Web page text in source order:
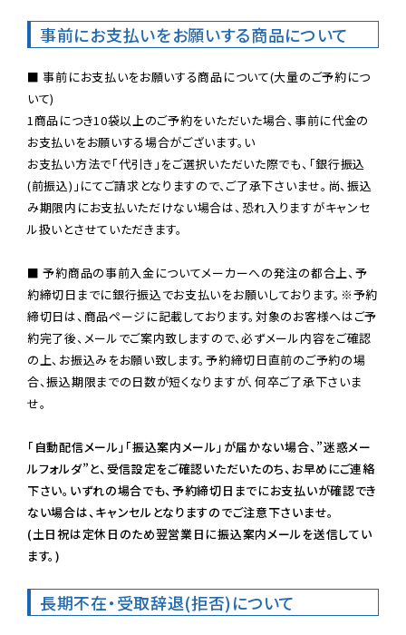
事前にお支払いをお願いする商品について
■ 事前にお支払いをお願いする商品について(大量のご予約につ
いて)
1商品につき10袋以上のご予約をいただいた場合、事前に代金の
お支払いをお願いする場合がございます。い
お支払い方法で「代引き」をご選択いただいた際でも、「銀行振込
(前振込)」にてご請求となりますので、ご了承下さいませ。尚、振込
み期限内にお支払いただけない場合は、恐れ入りますがキャンセ
ル扱いとさせていただきます。
■ 予約商品の事前入金についてメーカーへの発注の都合上、予
約締切日までに銀行振込でお支払いをお願いしております。※予約
締切日は、商品ページに記載しております。対象のお客様へはご予
約完了後、メールでご案内致しますので、必ずメール内容をご確認
の上、お振込みをお願い致します。予約締切日直前のご予約の場
合、振込期限までの日数が短くなりますが、何卒ご了承下さいま
せ。
「自動配信メール」「振込案内メール」が届かない場合、”迷惑メー
ルフォルダ”と、受信設定をご確認いただいたのち、お早めにご連絡
下さい。いずれの場合でも、予約締切日までにお支払いが確認でき
ない場合は、キャンセルとなりますのでご注意下さいませ。
(土日祝は定休日のため翌営業日に振込案内メールを送信してい
ます。)
長期不在・受取辞退(拒否)について